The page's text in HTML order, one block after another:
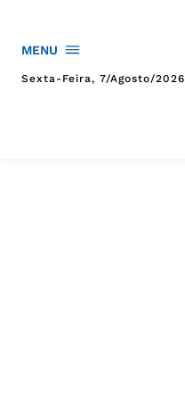
MENU
Sexta-Feira, 7/agosto/2026